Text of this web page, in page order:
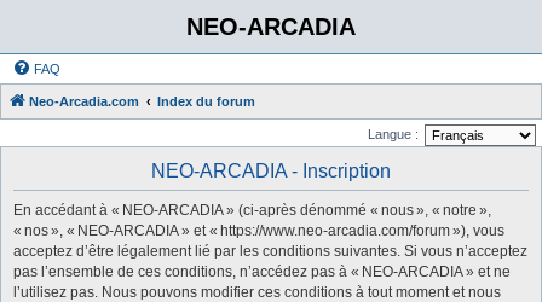
NEO-ARCADIA
FAQ
Neo-Arcadia.com Index du forum
Langue :
NEO-ARCADIA - Inscription
En accédant à « NEO-ARCADIA » (ci-après dénommé « nous », « notre »,
« nos », « NEO-ARCADIA » et « https://www.neo-arcadia.com/forum »), vous
acceptez d’être légalement lié par les conditions suivantes. Si vous n’acceptez
pas l’ensemble de ces conditions, n’accédez pas à « NEO-ARCADIA » et ne
l’utilisez pas. Nous pouvons modifier ces conditions à tout moment et nous